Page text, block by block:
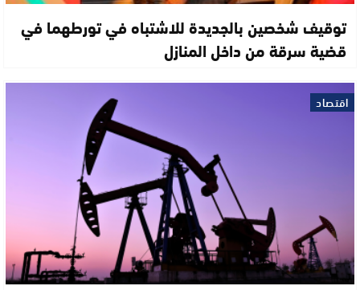
توقيف شخصين بالجديدة للاشتباه في تورطهما في
قضية سرقة من داخل المنازل
اقتصاد